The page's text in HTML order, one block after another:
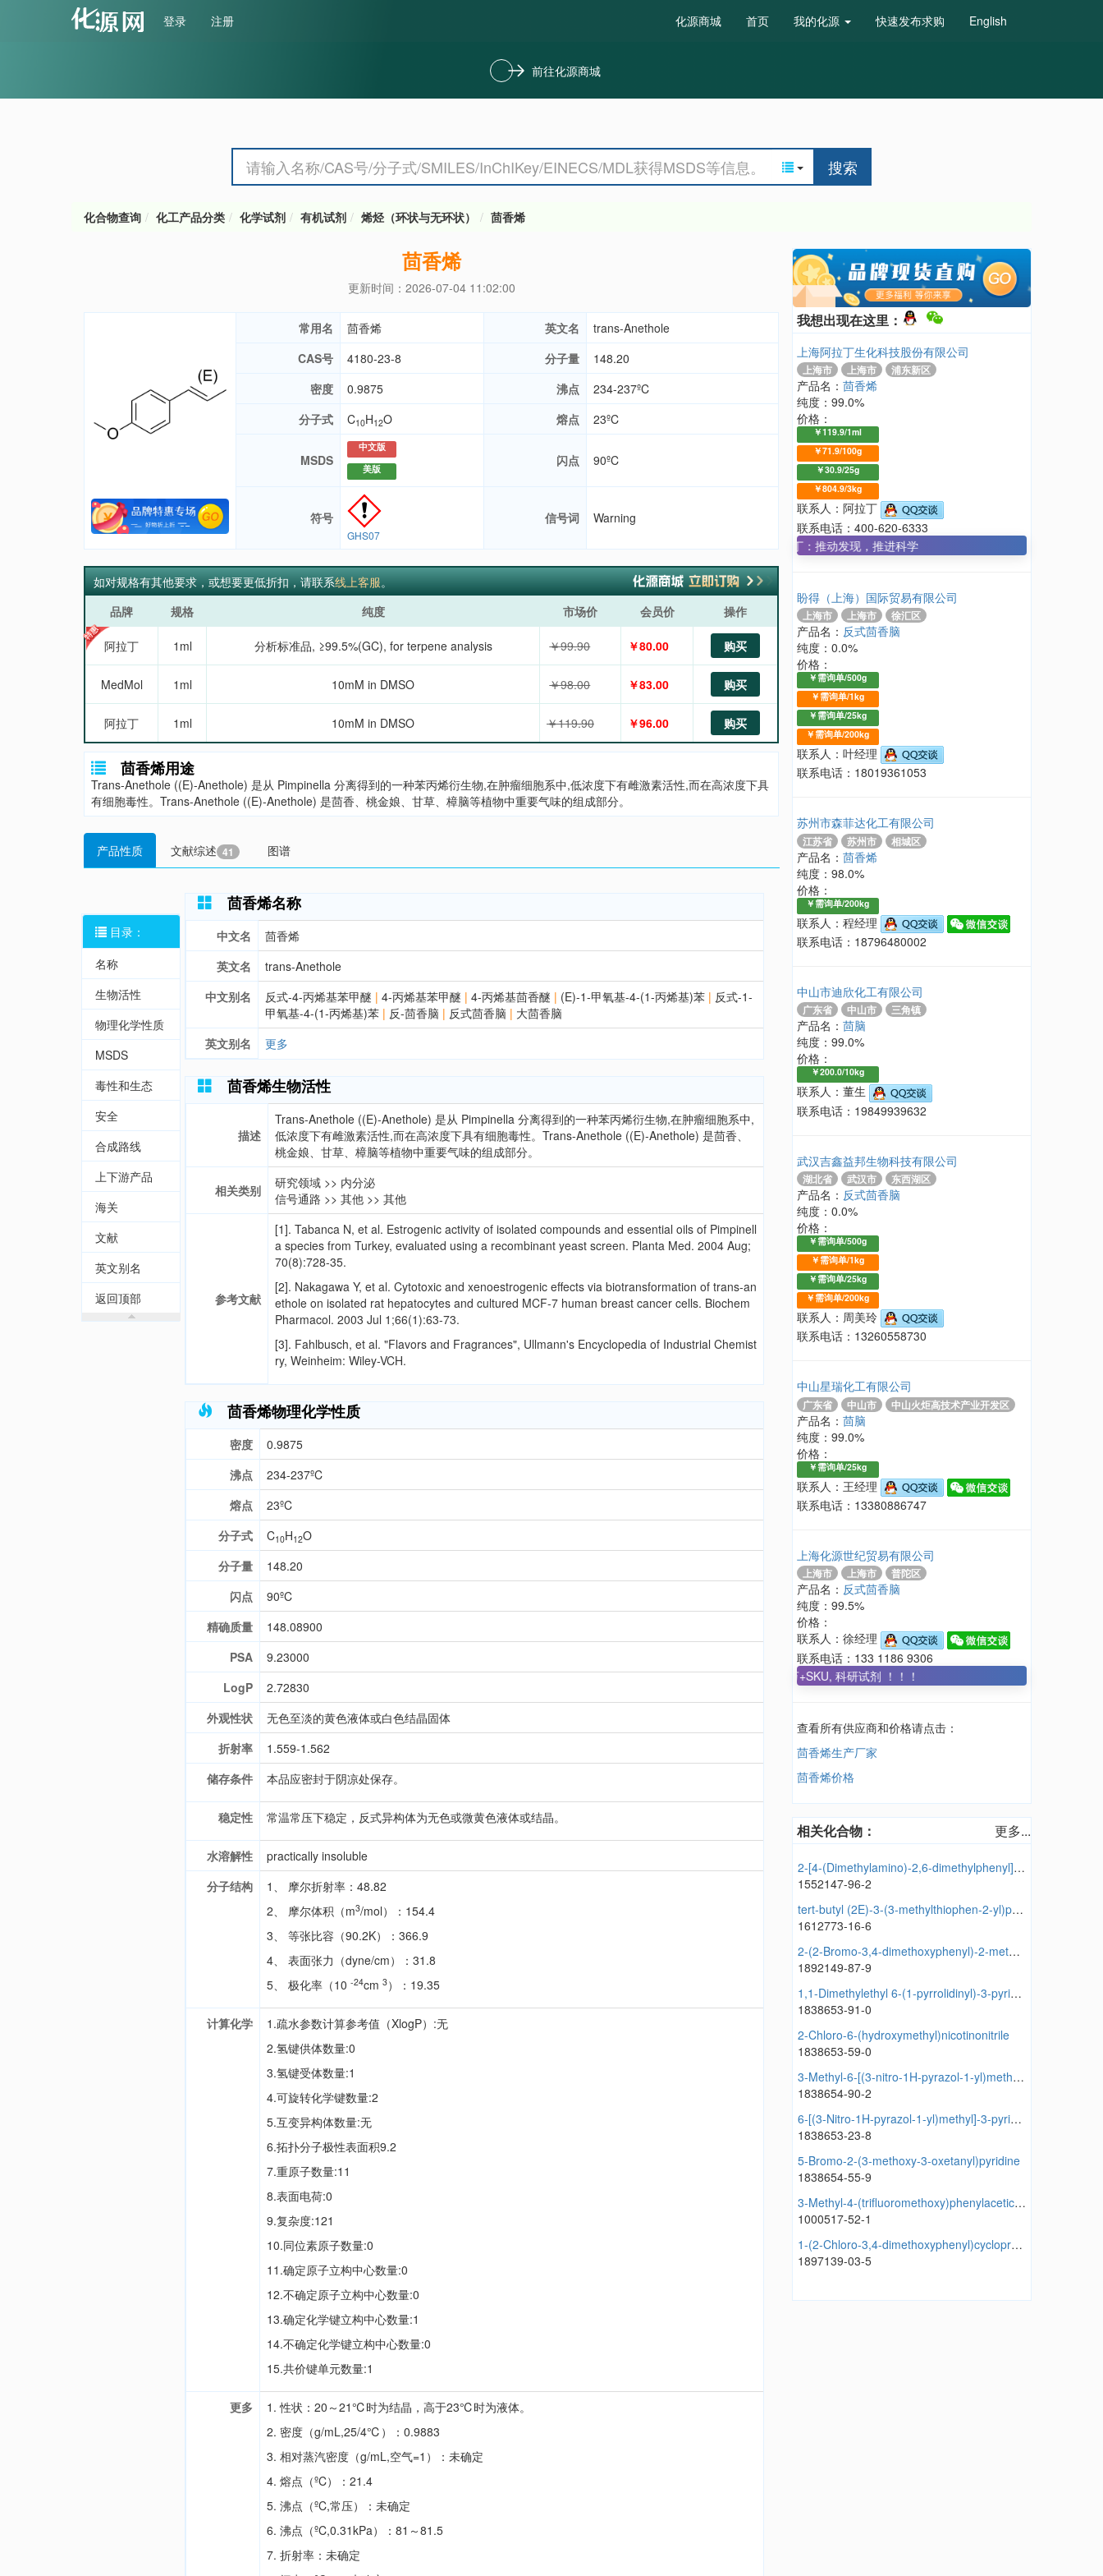
登录 注册 化源商城 首页 我的化源 快速发布求购 English
前往化源商城
搜索
化合物查询 化工产品分类 化学试剂 有机试剂 烯烃（环状与无环状） 茴香烯
茴香烯
更新时间：2026-07-04 11:02:00
常用名 茴香烯 英文名
trans-Anethole
CAS号
4180-23-8 分子量
148.20
密度
0.9875 沸点
234-237ºC
分子式
C10H12O 熔点 23ºC
MSDS
中文版
美版
闪点 90ºC
符号
GHS07
信号词 Warning
如对规格有其他要求，或想要更低折扣，请联系线上客服。
品牌
规格 纯度 市场价 会员价 操作
阿拉丁 1ml 分析标准品, ≥99.5%(GC), for terpene analysis ￥99.90 ￥80.00 购买
MedMol 1ml 10mM in DMSO ￥98.00 ￥83.00 购买
阿拉丁 1ml 10mM in DMSO ￥119.90 ￥96.00 购买
茴香烯用途
Trans-Anethole ((E)-Anethole) 是从 Pimpinella 分离得到的一种苯丙烯衍生物,在肿瘤细胞系中,低浓度下有雌激素活性,而在高浓度下具
有细胞毒性。Trans-Anethole ((E)-Anethole) 是茴香、桃金娘、甘草、樟脑等植物中重要气味的组成部分。
产品性质 文献综述 41 图谱
目录：
名称
生物活性
物理化学性质
MSDS
毒性和生态
安全
合成路线
上下游产品
海关
文献
英文别名
返回顶部
茴香烯名称
中文名
茴香烯
英文名
trans-Anethole
中文别名
反式-4-丙烯基苯甲醚 | 4-丙烯基苯甲醚 | 4-丙烯基茴香醚 | (E)-1-甲氧基-4-(1-丙烯基)苯 | 反式-1-
甲氧基-4-(1-丙烯基)苯 | 反-茴香脑 | 反式茴香脑 | 大茴香脑
英文别名
更多
茴香烯生物活性
描述
Trans-Anethole ((E)-Anethole) 是从 Pimpinella 分离得到的一种苯丙烯衍生物,在肿瘤细胞系中,
低浓度下有雌激素活性,而在高浓度下具有细胞毒性。Trans-Anethole ((E)-Anethole) 是茴香、
桃金娘、甘草、樟脑等植物中重要气味的组成部分。
相关类别 研究领域 >> 内分泌
信号通路 >> 其他 >> 其他
参考文献
[1]. Tabanca N, et al. Estrogenic activity of isolated compounds and essential oils of Pimpinell
a species from Turkey, evaluated using a recombinant yeast screen. Planta Med. 2004 Aug;
70(8):728-35.
[2]. Nakagawa Y, et al. Cytotoxic and xenoestrogenic effects via biotransformation of trans-an
ethole on isolated rat hepatocytes and cultured MCF-7 human breast cancer cells. Biochem
Pharmacol. 2003 Jul 1;66(1):63-73.
[3]. Fahlbusch, et al. "Flavors and Fragrances", Ullmann's Encyclopedia of Industrial Chemist
ry, Weinheim: Wiley-VCH.
茴香烯物理化学性质
密度
0.9875
沸点
234-237ºC
熔点
23ºC
分子式
C10H12O
分子量
148.20
闪点
90ºC
精确质量
148.08900
PSA
9.23000
LogP
2.72830
外观性状
无色至淡的黄色液体或白色结晶固体
折射率
1.559-1.562
储存条件
本品应密封于阴凉处保存。
稳定性 常温常压下稳定，反式异构体为无色或微黄色液体或结晶。
水溶解性
practically insoluble
分子结构
1、 摩尔折射率：48.82
2、 摩尔体积（m3/mol）：154.4
3、 等张比容（90.2K）：366.9
4、 表面张力（dyne/cm）：31.8
5、 极化率（10 -24cm 3）：19.35
计算化学
1.疏水参数计算参考值（XlogP）:无
2.氢键供体数量:0
3.氢键受体数量:1
4.可旋转化学键数量:2
5.互变异构体数量:无
6.拓扑分子极性表面积9.2
7.重原子数量:11
8.表面电荷:0
9.复杂度:121
10.同位素原子数量:0
11.确定原子立构中心数量:0
12.不确定原子立构中心数量:0
13.确定化学键立构中心数量:1
14.不确定化学键立构中心数量:0
15.共价键单元数量:1
更多
1. 性状：20～21℃时为结晶，高于23℃时为液体。
2. 密度（g/mL,25/4℃）：0.9883
3. 相对蒸汽密度（g/mL,空气=1）：未确定
4. 熔点（ºC）：21.4
5. 沸点（ºC,常压）：未确定
6. 沸点（ºC,0.31kPa）：81～81.5
7. 折射率：未确定
我想出现在这里：
上海阿拉丁生化科技股份有限公司
上海市 上海市 浦东新区
产品名： 茴香烯
纯度：99.0%
价格：
￥119.9/1ml
￥71.9/100g
￥30.9/25g
￥804.9/3kg
联系人：阿拉丁
联系电话：400-620-6333
阿拉丁：推动发现，推进科学
盼得（上海）国际贸易有限公司
上海市 上海市 徐汇区
产品名： 反式茴香脑
纯度：0.0%
价格：
￥需询单/500g
￥需询单/1kg
￥需询单/25kg
￥需询单/200kg
联系人：叶经理
联系电话：18019361053
苏州市森菲达化工有限公司
江苏省 苏州市 相城区
产品名： 茴香烯
纯度：98.0%
价格：
￥需询单/200kg
联系人：程经理
联系电话：18796480002
中山市迪欣化工有限公司
广东省 中山市 三角镇
产品名： 茴脑
纯度：99.0%
价格：
￥200.0/10kg
联系人：董生
联系电话：19849939632
武汉吉鑫益邦生物科技有限公司
湖北省 武汉市 东西湖区
产品名： 反式茴香脑
纯度：0.0%
价格：
￥需询单/500g
￥需询单/1kg
￥需询单/25kg
￥需询单/200kg
联系人：周美玲
联系电话：13260558730
中山星瑞化工有限公司
广东省 中山市 中山火炬高技术产业开发区
产品名： 茴脑
纯度：99.0%
价格：
￥需询单/25kg
联系人：王经理
联系电话：13380886747
上海化源世纪贸易有限公司
上海市 上海市 普陀区
产品名： 反式茴香脑
纯度：99.5%
价格：
联系人：徐经理
联系电话：133 1186 9306
700万+SKU, 科研试剂 ！！！
查看所有供应商和价格请点击：
茴香烯生产厂家
茴香烯价格
相关化合物： 更多...
2-[4-(Dimethylamino)-2,6-dimethylphenyl]acetic acid
1552147-96-2
tert-butyl (2E)-3-(3-methylthiophen-2-yl)prop-2-enoate
1612773-16-6
2-(2-Bromo-3,4-dimethoxyphenyl)-2-methylpropan-1-ol
1892149-87-9
1,1-Dimethylethyl 6-(1-pyrrolidinyl)-3-pyridineacetate
1838653-91-0
2-Chloro-6-(hydroxymethyl)nicotinonitrile
1838653-59-0
3-Methyl-6-[(3-nitro-1H-pyrazol-1-yl)methyl]-2-pyridinecarbonitrile
1838654-90-2
6-[(3-Nitro-1H-pyrazol-1-yl)methyl]-3-pyridinecarbonitrile
1838653-23-8
5-Bromo-2-(3-methoxy-3-oxetanyl)pyridine
1838654-55-9
3-Methyl-4-(trifluoromethoxy)phenylacetic acid
1000517-52-1
1-(2-Chloro-3,4-dimethoxyphenyl)cyclopropan-1-ol
1897139-03-5